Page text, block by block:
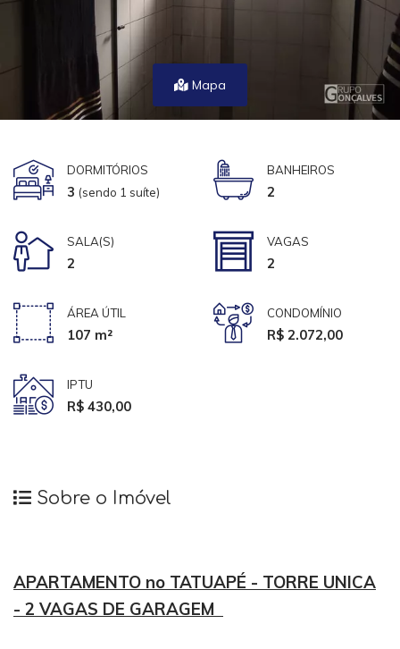
Mapa
DORMITÓRIOS
3 (sendo 1 suíte)
BANHEIROS
2
SALA(S)
2
VAGAS
2
ÁREA ÚTIL
107 m²
CONDOMÍNIO
R$ 2.072,00
IPTU
R$ 430,00
Sobre o Imóvel
APARTAMENTO no TATUAPÉ - TORRE UNICA
- 2 VAGAS DE GARAGEM